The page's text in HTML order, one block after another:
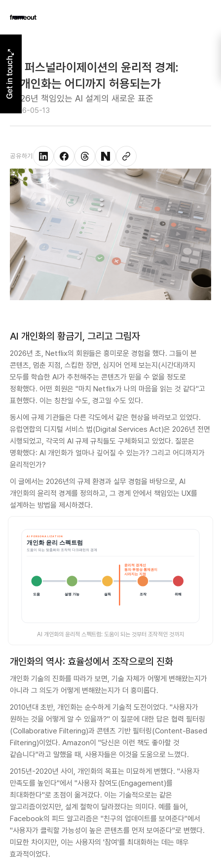
Get in touchAI 퍼스널라이제이션의 윤리적 경계:
초개인화는 어디까지 허용되는가
2026년 책임있는 AI 설계의 새로운 표준
2026-05-13
공유하기
AI 개인화의 황금기, 그리고 그림자
2026년 초, Netflix의 회원들은 흥미로운 경험을 했다. 그들이 본
콘텐츠, 멈춘 지점, 스킵한 장면, 심지어 언제 보는지(시간대)까지
모두를 학습한 AI가 추천해주는 콘텐츠가 믿을 수 없을 정도로
정확했다. 어떤 회원은 "마치 Netflix가 나의 마음을 읽는 것 같다"고
표현했다. 이는 칭찬일 수도, 경고일 수도 있다.
동시에 규제 기관들은 다른 각도에서 같은 현상을 바라보고 있었다.
유럽연합의 디지털 서비스 법(Digital Services Act)은 2026년 전면
시행되었고, 각국의 AI 규제 규칙들도 구체화되고 있었다. 질문은
명확했다: AI 개인화가 얼마나 깊어질 수 있는가? 그리고 어디까지가
윤리적인가?
이 글에서는 2026년의 규제 환경과 실무 경험을 바탕으로, AI
개인화의 윤리적 경계를 정의하고, 그 경계 안에서 책임있는 UX를
설계하는 방법을 제시하겠다.
AI 개인화의 윤리적 스펙트럼: 도움이 되는 것부터 조작적인 것까지
개인화의 역사: 효율성에서 조작으로의 진화
개인화 기술의 진화를 따라가 보면, 기술 자체가 어떻게 변해왔는지가
아니라 그 의도가 어떻게 변해왔는지가 더 흥미롭다.
2010년대 초반, 개인화는 순수하게 기술적 도전이었다. "사용자가
원하는 것을 어떻게 알 수 있을까?" 이 질문에 대한 답은 협력 필터링
(Collaborative Filtering)과 콘텐츠 기반 필터링(Content-Based
Filtering)이었다. Amazon이 "당신은 이런 책도 좋아할 것
같습니다"라고 말했을 때, 사용자들은 이것을 도움으로 느꼈다.
2015년-2020년 사이, 개인화의 목표는 미묘하게 변했다. "사용자
만족도를 높인다"에서 "사용자 참여도(Engagement)를
최대화한다"로 초점이 옮겨갔다. 이는 기술적으로는 같은
알고리즘이었지만, 설계 철학이 달라졌다는 의미다. 예를 들어,
Facebook의 피드 알고리즘은 "친구의 업데이트를 보여준다"에서
"사용자가 클릭할 가능성이 높은 콘텐츠를 먼저 보여준다"로 변했다.
미묘한 차이지만, 이는 사용자의 '참여'를 최대화하는 데는 매우
효과적이었다.